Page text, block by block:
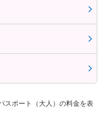
スポート（大人）の料金を表